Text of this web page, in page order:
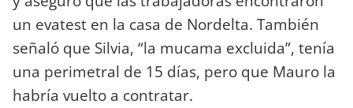
un evatest en la casa de Nordelta. También
señaló que Silvia, “la mucama excluida”, tenía
una perimetral de 15 días, pero que Mauro la
habría vuelto a contratar.